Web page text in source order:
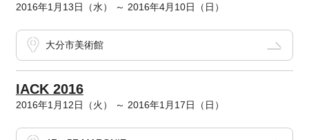
2016年1月13日（水） ～ 2016年4月10日（日）
大分市美術館
IACK 2016
2016年1月12日（火） ～ 2016年1月17日（日）